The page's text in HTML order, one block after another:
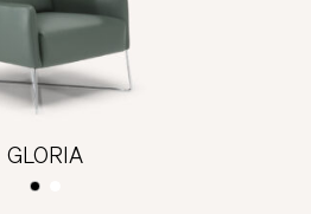
GLORIA